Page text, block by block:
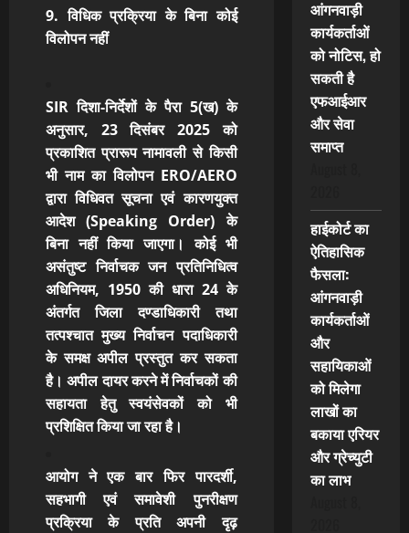
9. विधिक प्रक्रिया के बिना कोई
विलोपन नहीं
SIR दिशा-निर्देशों के पैरा 5(ख) के
अनुसार, 23 दिसंबर 2025 को
प्रकाशित प्रारूप नामावली से किसी
भी नाम का विलोपन ERO/AERO
द्वारा विधिवत सूचना एवं कारणयुक्त
आदेश (Speaking Order) के
बिना नहीं किया जाएगा। कोई भी
असंतुष्ट निर्वाचक जन प्रतिनिधित्व
अधिनियम, 1950 की धारा 24 के
अंतर्गत जिला दण्डाधिकारी तथा
तत्पश्चात मुख्य निर्वाचन पदाधिकारी
के समक्ष अपील प्रस्तुत कर सकता
है। अपील दायर करने में निर्वाचकों की
सहायता हेतु स्वयंसेवकों को भी
प्रशिक्षित किया जा रहा है।
आयोग ने एक बार फिरपारदर्शी,
सहभागी एवं समावेशी पुनरीक्षण
प्रक्रिया के प्रति अपनी दृढ़
आंगनवाड़ी
कार्यकर्ताओं
को नोटिस, हो
सकती है
एफआईआर
और सेवा
समाप्त
हाईकोर्ट का
ऐतिहासिक
फैसला:
आंगनवाड़ी
कार्यकर्ताओं
और
सहायिकाओं
को मिलेगा
लाखों का
बकाया एरियर
और ग्रेच्युटी
का लाभ